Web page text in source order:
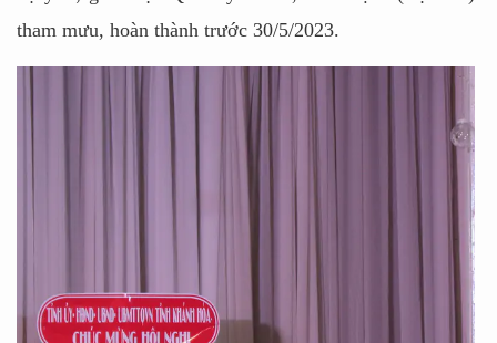
tham mưu, hoàn thành trước 30/5/2023.